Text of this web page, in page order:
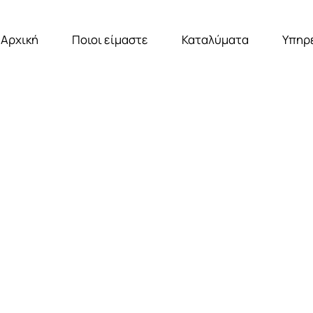
Αρχική Ποιοι είμαστε Καταλύματα